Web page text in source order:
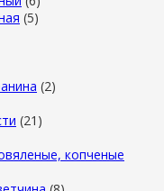
(5)
(2)
(21)
копченые